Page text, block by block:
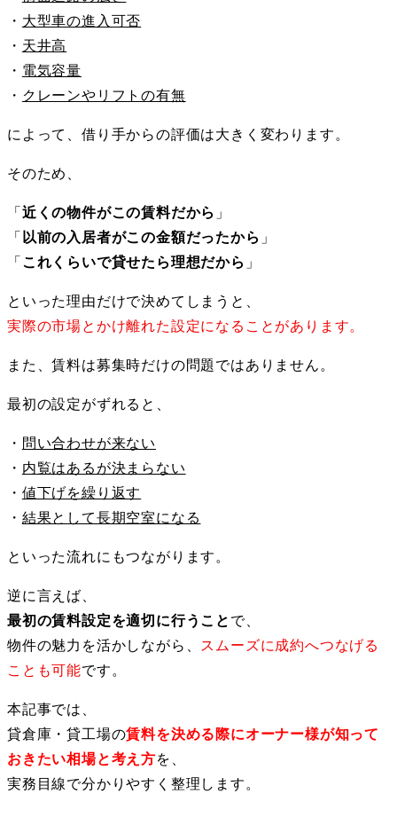
・ 大型車の進入可否
・ 天井高
・ 電気容量
・ クレーンやリフトの有無
によって、借り手からの評価は大きく変わります。
そのため、
「 近くの物件がこの賃料だから 」
「 以前の入居者がこの金額だったから 」
「 これくらいで貸せたら理想だから 」
といった理由だけで決めてしまうと、
実際の市場とかけ離れた設定になることがあります。
また、賃料は募集時だけの問題ではありません。
最初の設定がずれると、
・ 問い合わせが来ない
・ 内覧はあるが決まらない
・ 値下げを繰り返す
・ 結果として長期空室になる
といった流れにもつながります。
逆に言えば、
最初の賃料設定を適切に行うこと で、
物件の魅力を活かしながら、 スムーズに成約へつなげる
ことも可能です。
本記事では、
貸倉庫・貸工場の賃料を決める際にオーナー様が知って
おきたい相場と考え方を、
実務目線で分かりやすく整理します。